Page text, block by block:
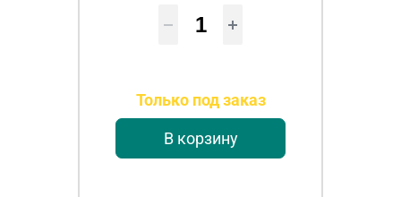
Только под заказ
В корзину